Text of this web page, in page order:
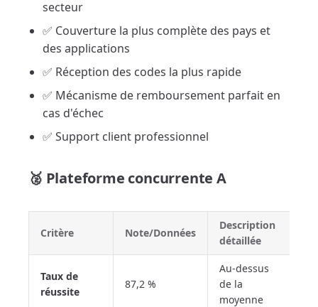
secteur
✅ Couverture la plus complète des pays et
des applications
✅ Réception des codes la plus rapide
✅ Mécanisme de remboursement parfait en
cas d'échec
✅ Support client professionnel
🥈 Plateforme concurrente A
Critère Note/Données
Description
détaillée
Taux de
réussite
87,2 %
Au-dessus
de la
moyenne